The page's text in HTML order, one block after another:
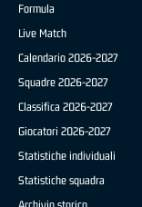
Formula
Live Match
Calendario 2026-2027
Squadre 2026-2027
Classifica 2026-2027
Giocatori 2026-2027
Statistiche individuali
Statistiche squadra